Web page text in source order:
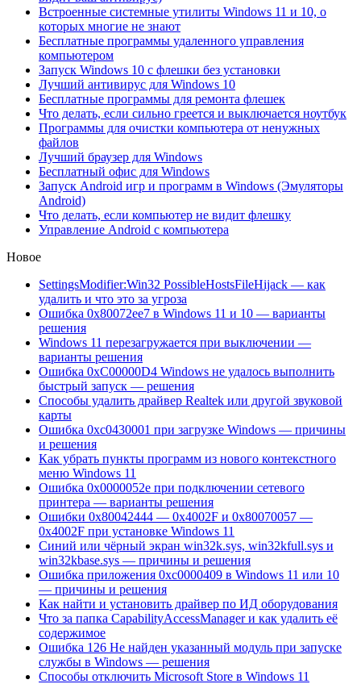
Встроенные системные утилиты Windows 11 и 10, о
которых многие не знают
Бесплатные программы удаленного управления
компьютером
Запуск Windows 10 с флешки без установки
Лучший антивирус для Windows 10
Бесплатные программы для ремонта флешек
Что делать, если сильно греется и выключается ноутбук
Программы для очистки компьютера от ненужных
файлов
Лучший браузер для Windows
Бесплатный офис для Windows
Запуск Android игр и программ в Windows (Эмуляторы
Android)
Что делать, если компьютер не видит флешку
Управление Android с компьютера
Новое
SettingsModifier:Win32 PossibleHostsFileHijack — как
удалить и что это за угроза
Ошибка 0x80072ee7 в Windows 11 и 10 — варианты
решения
Windows 11 перезагружается при выключении —
варианты решения
Ошибка 0xC00000D4 Windows не удалось выполнить
быстрый запуск — решения
Способы удалить драйвер Realtek или другой звуковой
карты
Ошибка 0xc0430001 при загрузке Windows — причины
и решения
Как убрать пункты программ из нового контекстного
меню Windows 11
Ошибка 0x0000052e при подключении сетевого
принтера — варианты решения
Ошибки 0x80042444 — 0x4002F и 0x80070057 —
0x4002F при установке Windows 11
Синий или чёрный экран win32k.sys, win32kfull.sys и
win32kbase.sys — причины и решения
Ошибка приложения 0xc0000409 в Windows 11 или 10
— причины и решения
Как найти и установить драйвер по ИД оборудования
Что за папка CapabilityAccessManager и как удалить её
содержимое
Ошибка 126 Не найден указанный модуль при запуске
службы в Windows — решения
Способы отключить Microsoft Store в Windows 11